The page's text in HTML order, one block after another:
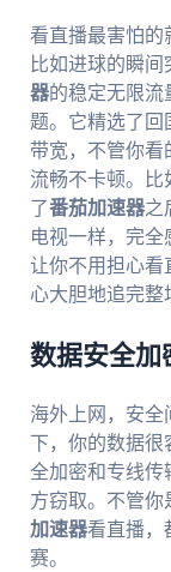
看直播最害怕的
比如进球的瞬间
器的稳定无限流
题。它精选了回
带宽，不管你看
流畅不卡顿。比
了番茄加速器之
电视一样，完全
让你不用担心看
心大胆地追完整
数据安全加
海外上网，安全
下，你的数据很
全加密和专线传
方窃取。不管你
加速器看直播，
赛。